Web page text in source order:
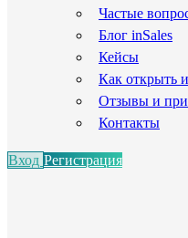
Частые
Блог inSales
Кейсы
Как открыть
Отзывы и
Контакты
Вход Регистрация